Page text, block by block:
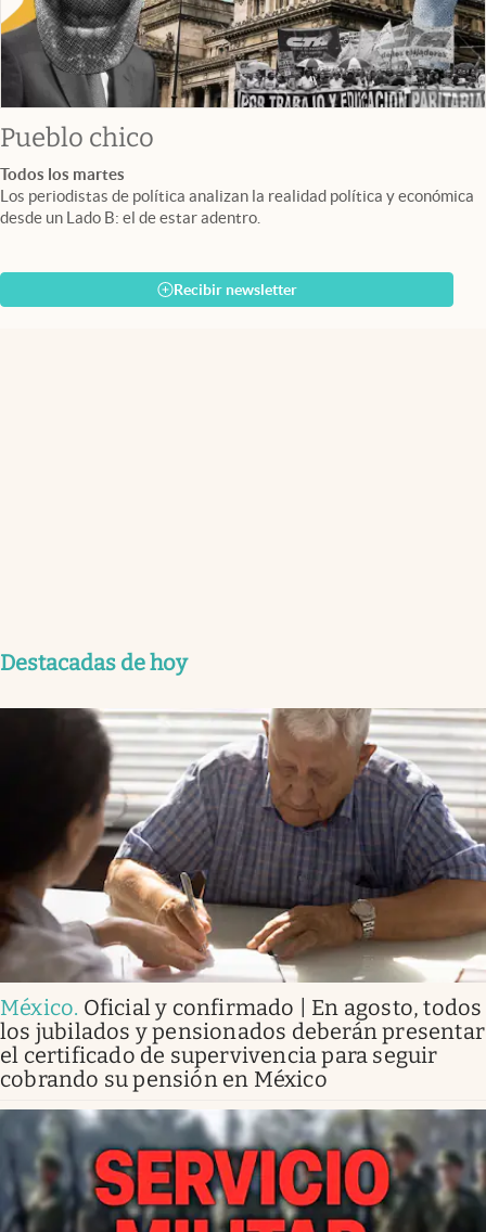
Pueblo chico
Todos los martes
Los periodistas de política analizan la realidad política y económica
desde un Lado B: el de estar adentro.
Recibir newsletter
Destacadas de hoy
México. Oficial y confirmado | En agosto, todos
los jubilados y pensionados deberán presentar
el certificado de supervivencia para seguir
cobrando su pensión en México